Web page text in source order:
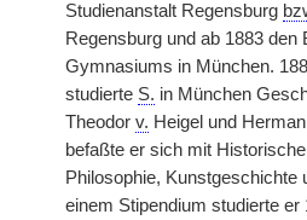
Studienanstalt Regensburg
Regensburg und ab 1883
Gymnasiums in München.
studierte S. in München
Theodor v. Heigel und
befaßte er sich mit
Philosophie, Kunstgeschichte
einem Stipendium studierte